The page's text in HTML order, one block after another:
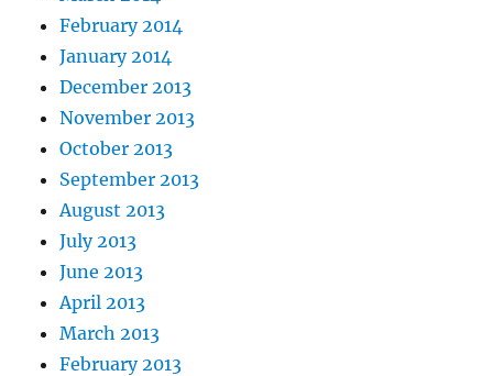
February 2014
January 2014
December 2013
November 2013
October 2013
September 2013
August 2013
July 2013
June 2013
April 2013
March 2013
February 2013